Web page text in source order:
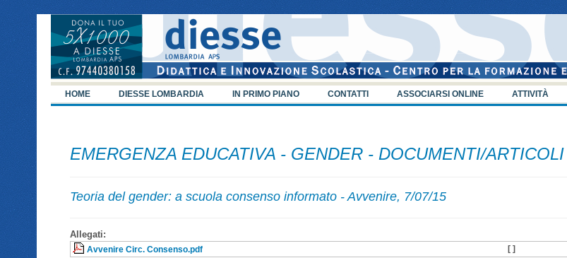
HOME DIESSE LOMBARDIA IN PRIMO PIANO CONTATTI ASSOCIARSI ONLINE ATTIVITÀ
EMERGENZA EDUCATIVA - GENDER - DOCUMENTI/ARTICOLI
Teoria del gender: a scuola consenso informato - Avvenire, 7/07/15
Allegati:
Avvenire Circ. Consenso.pdf [ ]